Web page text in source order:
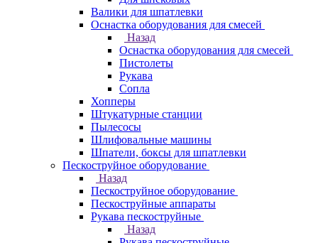
Валики для шпатлевки
Оснастка оборудования для смесей
Назад
Оснастка оборудования для смесей
Пистолеты
Рукава
Сопла
Хопперы
Штукатурные станции
Пылесосы
Шлифовальные машины
Шпатели, боксы для шпатлевки
Пескоструйное оборудование
Назад
Пескоструйное оборудование
Пескоструйные аппараты
Рукава пескоструйные
Назад